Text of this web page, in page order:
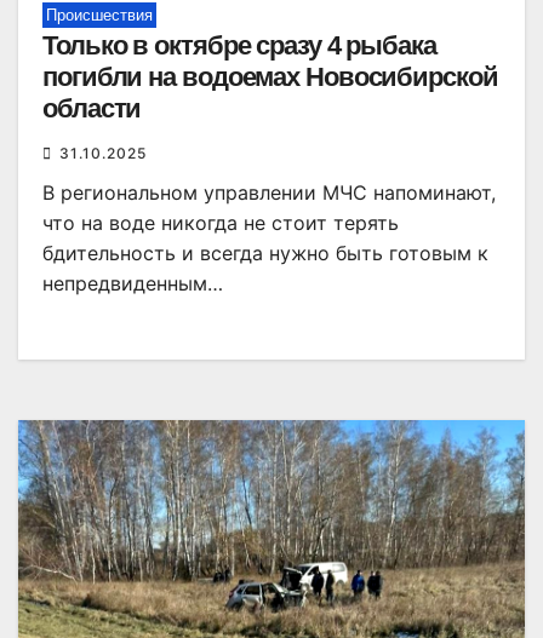
Происшествия
Только в октябре сразу 4 рыбака
погибли на водоемах Новосибирской
области
31.10.2025
В региональном управлении МЧС напоминают,
что на воде никогда не стоит терять
бдительность и всегда нужно быть готовым к
непредвиденным…